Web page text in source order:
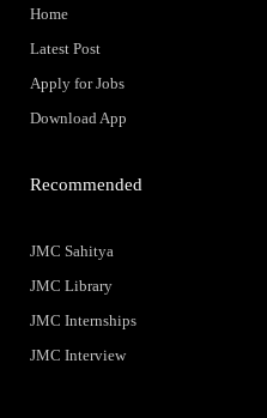
Home
Latest Post
Apply for Jobs
Download App
Recommended
JMC Sahitya
JMC Library
JMC Internships
JMC Interview